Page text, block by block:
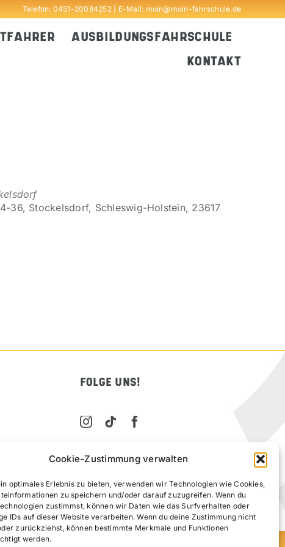
Cookie-Zustimmung verwalten
optimales Erlebnis zu bieten, verwenden wir Technologien wie Cookies,
zu speichern und/oder darauf zuzugreifen. Wenn du
zustimmst, können wir Daten wie das Surfverhalten oder
IDs auf dieser Website verarbeiten. Wenn du deine Zustimmung nicht
zurückziehst, können bestimmte Merkmale und Funktionen
werden.
Telefon: 0451-20084252| E-Mail: moin@moin-fahrschule.de
AUSBILDUNGSFAHRSCHULE
KONTAKT
36, Stockelsdorf, Schleswig-Holstein, 23617
FOLGE UNS!